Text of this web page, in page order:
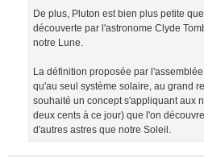
De plus, Pluton est bien plus petite
découverte par l'astronome Clyde
notre Lune.
La définition proposée par
qu'au seul système solaire, au grand
souhaité un concept s'appliquant aux
deux cents à ce jour) que l'on
d'autres astres que notre Soleil.